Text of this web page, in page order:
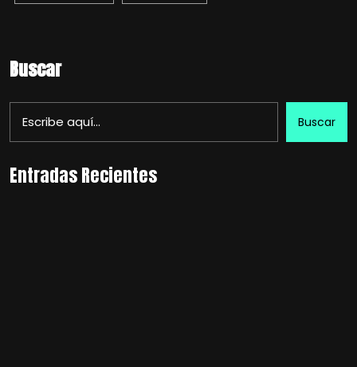
Buscar
Buscar
Entradas Recientes